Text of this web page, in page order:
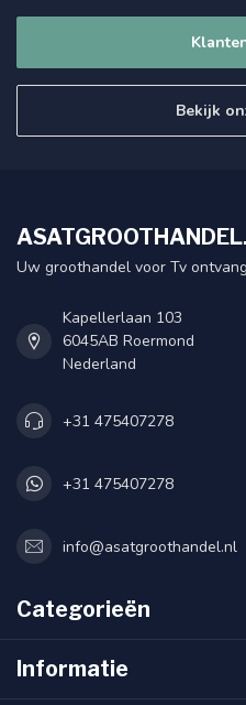
Bekijk
Uw groothandel voor Tv
Kapellerlaan 103
6045AB Roermond
Nederland
+31 475407278
+31 475407278
info@asatgroothandel.nl
Categorieën
Informatie